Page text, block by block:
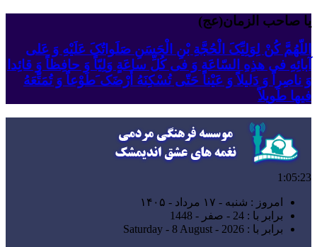
یا صاحب الزمان(عج)
اللّهُمَّ کُنْ لِوَلِیِّکَ الْحُجَّةِ بْنِ الْحَسَنِ صَلَواتُکَ عَلَیْهِ وَ عَلى
آبائِهِ فی هذِهِ السّاعَةِ وَ فی کُلِّ ساعَةٍ وَلِیّاً وَ حافِظاً وَ قائِدا
‏وَ ناصِراً وَ دَلیلاً وَ عَیْناً حَتّى تُسْکِنَهُ أَرْضَک َطَوْعاً وَ تُمَتِّعَهُ
فیها طَویلاً
1:05:24
امروز : شنبه - ۱۷ مرداد - ۱۴۰۵
برابر با : 24 - صفر - 1448
برابر با : Saturday - 8 August - 2026